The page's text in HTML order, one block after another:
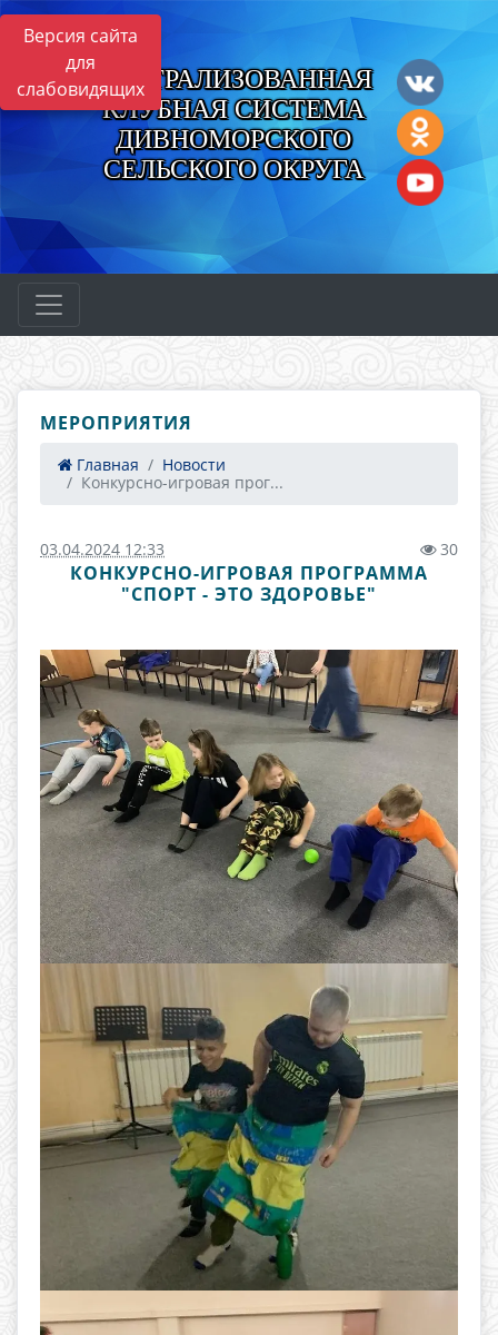
Версия сайта
для
слабовидящихЦЕНТРАЛИЗОВАННАЯ
КЛУБНАЯ СИСТЕМА
ДИВНОМОРСКОГО
СЕЛЬСКОГО ОКРУГА
МЕРОПРИЯТИЯ
Главная
Новости
Конкурсно-игровая прог...
03.04.2024 12:33 30
КОНКУРСНО-ИГРОВАЯ ПРОГРАММА
"СПОРТ - ЭТО ЗДОРОВЬЕ"